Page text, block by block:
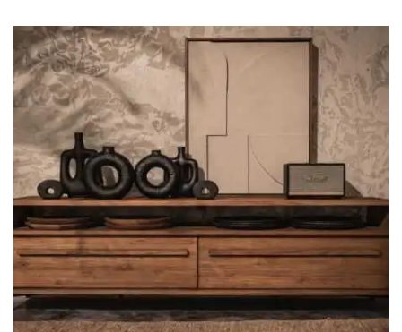
היה:
₪6,900.
הוא:
₪4,830.